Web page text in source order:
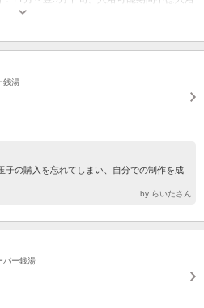
銭湯
子の購入を忘れてしまい、自分での制作を成
by らいたさん
パー銭湯